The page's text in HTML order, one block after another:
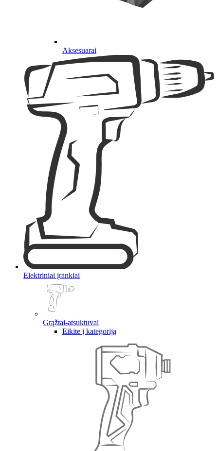
Aksesuarai
Elektriniai įrankiai
Grąžtai-atsuktuvai
Eikite į kategoriją